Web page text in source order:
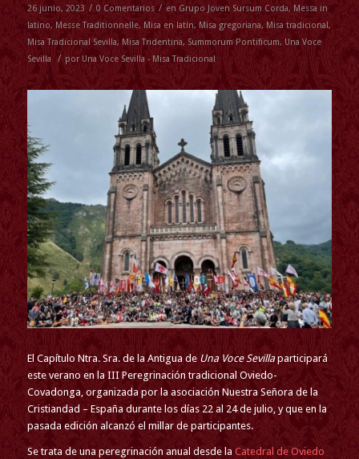
26 junio, 2023 / 0 Comentarios / en Grupo Joven Sursum Corda, Messa in
latino, Messe Traditionnelle, Misa en latín, Misa gregoriana, Misa tradicional ,
Misa Tradicional Sevilla, Misa Tridentina, Summorum Pontificum, Una Voce
Sevilla
/ por Una Voce Sevilla - Misa Tradicional
El Capítulo Ntra. Sra. de la Antigua de Una Voce Sevillaparticipará
este verano en la III Peregrinación tradicional Oviedo-
Covadonga, organizada por la asociación Nuestra Señora de la
Cristiandad – España durante los días 22 al 24 de julio, y que en la
pasada edición alcanzó el millar de participantes.
Se trata de una peregrinación anual desde la Catedral de Oviedo